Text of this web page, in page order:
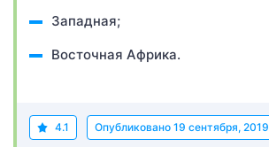
Западная;
Восточная Африка.
4.1 Опубликовано 19 сентября, 2019